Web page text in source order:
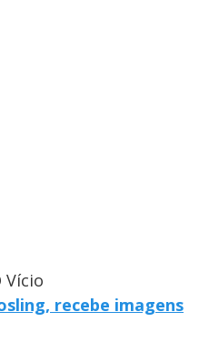
Vício
recebe imagens